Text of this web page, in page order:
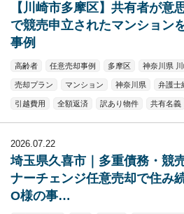
【川崎市多摩区】共有者が意
で競売申立されたマンション
事例
高齢者 任意売却事例 多摩区 神奈川県
売却プラン マンション 神奈川県 弁護士
引越費用 全額返済 訳あり物件 共有名義
2026.07.22
埼玉県久喜市｜多重債務・競
ナーチェンジ任意売却で住み
O様の事…